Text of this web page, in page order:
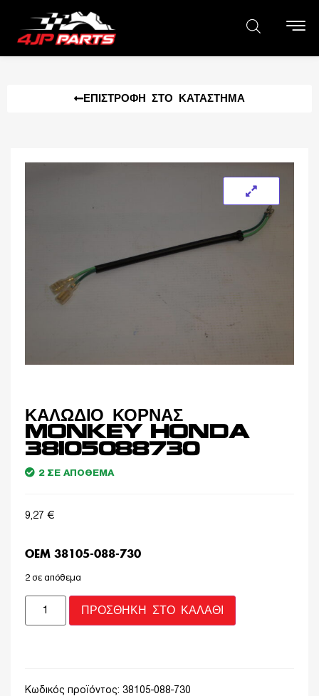
ΕΠΙΣΤΡΟΦΉ ΣΤΟ ΚΑΤΆΣΤΗΜΑ
ΚΑΛΩΔΙΟ ΚΟΡΝΑΣ
MONKEY HONDA
38105088730
2 ΣΕ ΑΠΌΘΕΜΑ
9,27 €
OEM 38105-088-730
2 σε απόθεμα
ΠΡΟΣΘΉΚΗ ΣΤΟ ΚΑΛΆΘΙ
Κωδικός προϊόντος: 38105-088-730